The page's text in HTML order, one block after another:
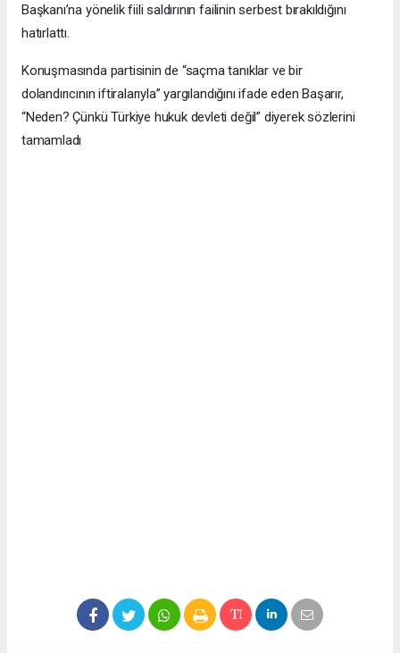
Başkanı’na yönelik fiili saldırının failinin serbest bırakıldığını
hatırlattı.
Konuşmasında partisinin de “saçma tanıklar ve bir
dolandırıcının iftiralarıyla” yargılandığını ifade eden Başarır,
“Neden? Çünkü Türkiye hukuk devleti değil” diyerek sözlerini
tamamladı